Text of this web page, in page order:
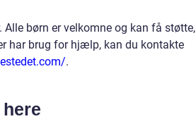
børn er velkomne og kan få støtte,
har brug for hjælp, kan du kontakte
.